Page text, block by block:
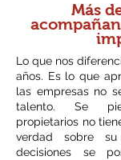
Más
Lo que nos
años. Es lo que
las empresas no
talento. Se
propietarios no
verdad sobre
decisiones se